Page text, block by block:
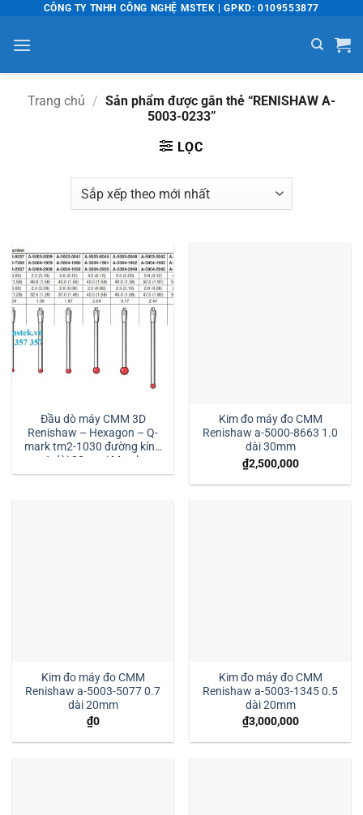
nội
dung
CÔNG TY TNHH CÔNG NGHỆ MSTEK | GPKD: 0109553877
Trang chủ / Sản phẩm được gắn thẻ “RENISHAW A-
5003-0233”
LỌC
Đầu dò máy CMM 3D
Renishaw – Hexagon – Q-
mark tm2-1030 đường kính
1 dài 30mm:| Mstek
Technology
Kim đo máy đo CMM
Renishaw a-5000-8663 1.0
dài 30mm
₫2,500,000
Kim đo máy đo CMM
Renishaw a-5003-5077 0.7
dài 20mm
₫0
Kim đo máy đo CMM
Renishaw a-5003-1345 0.5
dài 20mm
₫3,000,000